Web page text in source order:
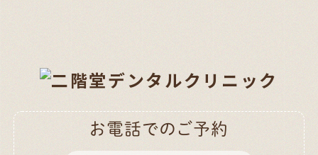
お電話でのご予約